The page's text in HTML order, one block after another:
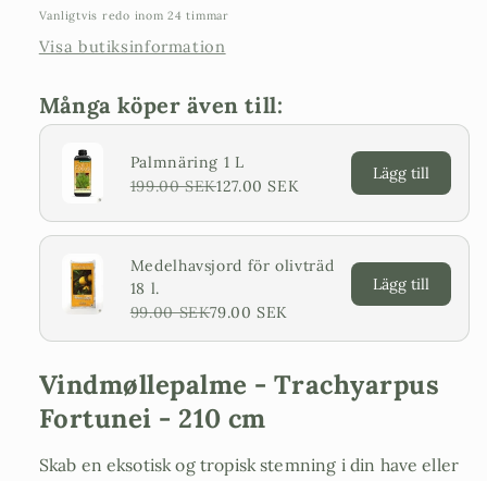
Vanligtvis redo inom 24 timmar
Visa butiksinformation
Många köper även till:
Palmnäring 1 L
199.00 SEK127.00 SEK
Lägg till
Medelhavsjord för olivträd
18 l.
99.00 SEK79.00 SEK
Lägg till
Vindmøllepalme - Trachyarpus
Fortunei - 210 cm
Skab en eksotisk og tropisk stemning i din have eller